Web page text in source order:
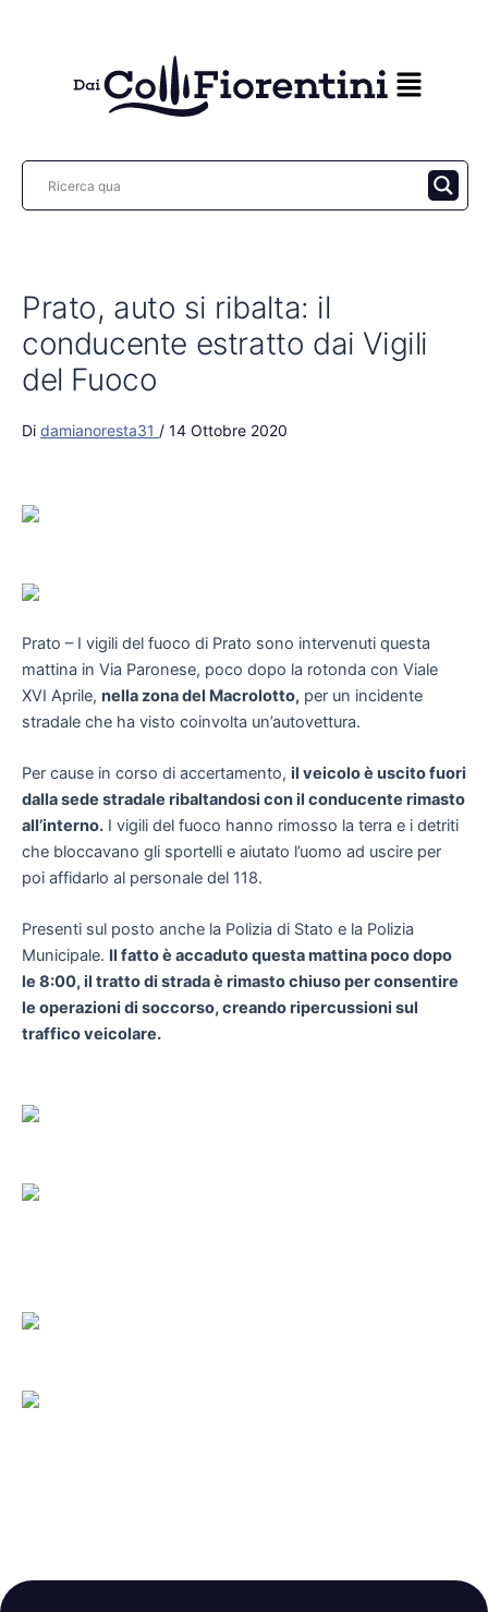
Prato, auto si ribalta: il
conducente estratto dai Vigili
del Fuoco
Di damianoresta31 / 14 Ottobre 2020
Prato – I vigili del fuoco di Prato sono intervenuti questa
mattina in Via Paronese, poco dopo la rotonda con Viale
XVI Aprile, nella zona del Macrolotto, per un incidente
stradale che ha visto coinvolta un’autovettura.
Per cause in corso di accertamento, il veicolo è uscito fuori
dalla sede stradale ribaltandosi con il conducente rimasto
all’interno. I vigili del fuoco hanno rimosso la terra e i detriti
che bloccavano gli sportelli e aiutato l’uomo ad uscire per
poi affidarlo al personale del 118.
Presenti sul posto anche la Polizia di Stato e la Polizia
Municipale. Il fatto è accaduto questa mattina poco dopo
le 8:00, il tratto di strada è rimasto chiuso per consentire
le operazioni di soccorso, creando ripercussioni sul
traffico veicolare.